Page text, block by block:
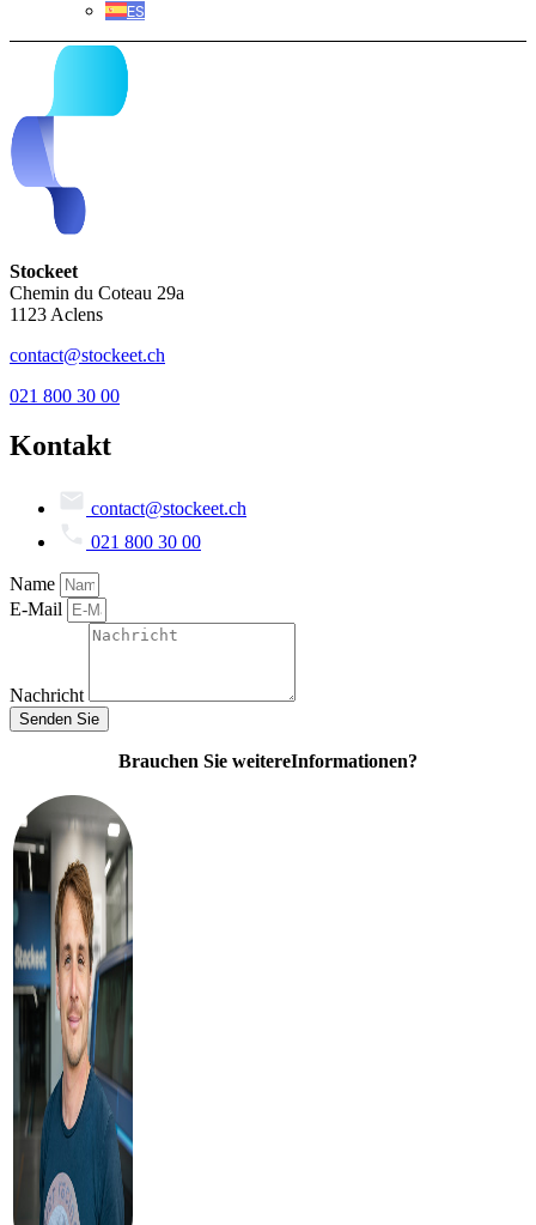
ES
Stockeet
Chemin du Coteau 29a
1123 Aclens
contact@stockeet.ch
021 800 30 00
Kontakt
contact@stockeet.ch
021 800 30 00
Name
E-Mail
Nachricht
Senden Sie
Brauchen Sie weitereInformationen?